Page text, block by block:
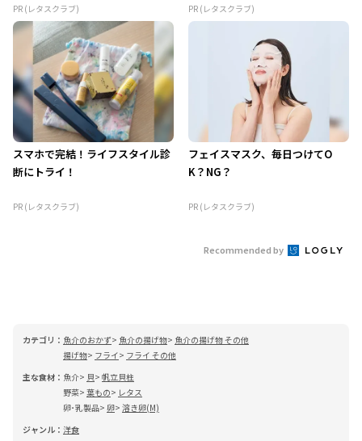
PR (レタスクラブ) PR (レタスクラブ)
スマホで完結！ライフスタイル診
断にトライ！
PR (レタスクラブ)
フェイスマスク、毎日つけてO
K？NG？
PR (レタスクラブ)
Recommended by
カテゴリ： 魚介のおかず 魚介の揚げ物
魚介の揚げ物 その他
揚げ物
フライ
フライ その他
主な食材： 魚介 貝 帆立貝柱
野菜 葉もの
レタス
卵･乳製品 卵 溶き卵(M)
ジャンル： 洋食